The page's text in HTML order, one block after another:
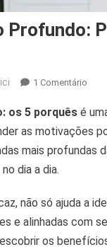
1 Comentário
os 5 porquês é
as motivações
mais profundas
dia a dia.
não só ajuda a
e alinhadas com
os